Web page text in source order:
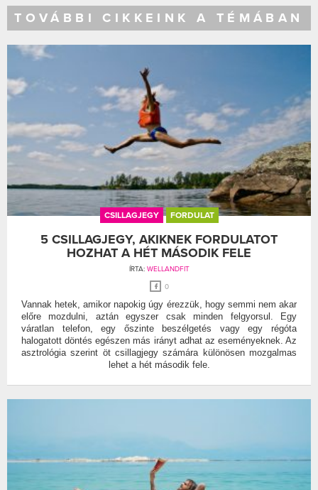
TOVÁBBI CIKKEINK A TÉMÁBAN
CSILLAGJEGY FORDULAT
5 CSILLAGJEGY, AKIKNEK FORDULATOT
HOZHAT A HÉT MÁSODIK FELE
ÍRTA: WELLANDFIT
0
Vannak hetek, amikor napokig úgy érezzük, hogy semmi nem akar
előre mozdulni, aztán egyszer csak minden felgyorsul. Egy
váratlan telefon, egy őszinte beszélgetés vagy egy régóta
halogatott döntés egészen más irányt adhat az eseményeknek. Az
asztrológia szerint öt csillagjegy számára különösen mozgalmas
lehet a hét második fele.